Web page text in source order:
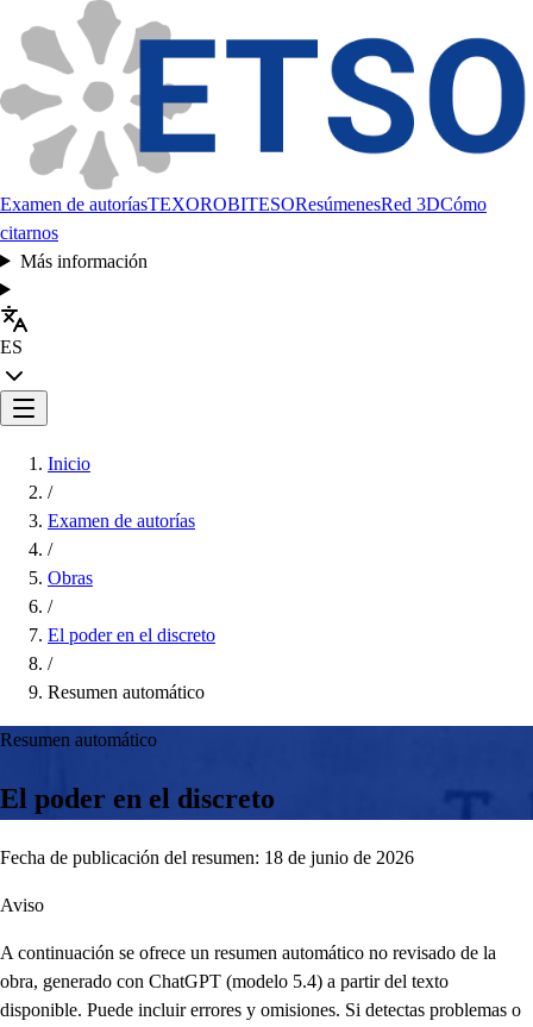
Examen de autoríasTEXOROBITESOResúmenesRed 3DCómo
citarnos
Más información
ES
Inicio
/
Examen de autorías
/
Obras
/
El poder en el discreto
/
Resumen automático
Resumen automático
El poder en el discreto
Fecha de publicación del resumen: 18 de junio de 2026
Aviso
A continuación se ofrece un resumen automático no revisado de la
obra, generado con ChatGPT (modelo 5.4) a partir del texto
disponible. Puede incluir errores y omisiones. Si detectas problemas o